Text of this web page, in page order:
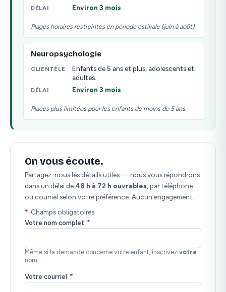
DÉLAI Environ 3 mois
Plages horaires restreintes en période estivale (juin à août).
Neuropsychologie
CLIENTÈLE
Enfants de 5 ans et plus, adolescents et
adultes.
DÉLAI Environ 3 mois
Places plus limitées pour les enfants de moins de 5 ans.
On vous écoute.
Partagez-nous les détails utiles — nous vous répondrons
dans un délai de 48 h à 72 h ouvrables , par téléphone
ou courriel selon votre préférence. Aucun engagement.
* Champs obligatoires.
Votre nom complet *
Même si la demande concerne votre enfant, inscrivez votre
nom.
Votre courriel *
Fax line